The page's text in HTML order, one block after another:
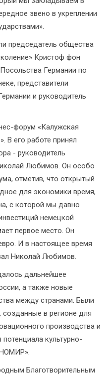
звено в укреплении
председатель общества
Кристоф фон
Германии по
представители
и руководитель
форум «Калужская
В его работе принял
- руководитель
Любимов. Он особо
отметив, что открытый
для экономики время,
с которой мы давно
немецкой
первое место. Он
И в настоящее время
Николай Любимов.
дальнейшее
а также новые
между странами. Были
в регионе для
производства и
потенциала культурно-
Благотворительным